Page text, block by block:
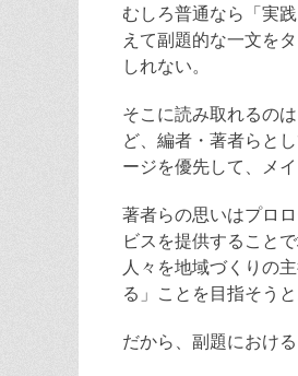
むしろ普通なら「実
えて副題的な一文を
しれない。
そこに読み取れるの
ど、編者・著者らと
ージを優先して、メ
著者らの思いはプロ
ビスを提供すること
人々を地域づくりの
る」ことを目指そうと
だから、副題におけ